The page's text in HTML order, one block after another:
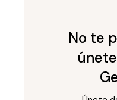
No te